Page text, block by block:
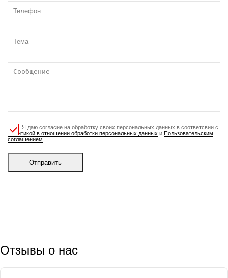
Я даю согласие на обработку своих персональных данных в соответсвии с
Политикой в отношении обработки персональных данных и Пользовательским
соглашением
Отправить
Отзывы о нас